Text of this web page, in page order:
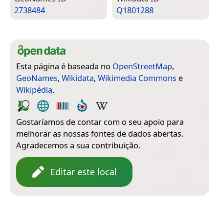
2738484
Q1801288
Esta página é baseada no OpenStreetMap,
GeoNames, Wikidata, Wikimedia Commons e
Wikipédia.
Gostaríamos de contar com o seu apoio para
melhorar as nossas fontes de dados abertas.
Agradecemos a sua contribuição.
Editar este local